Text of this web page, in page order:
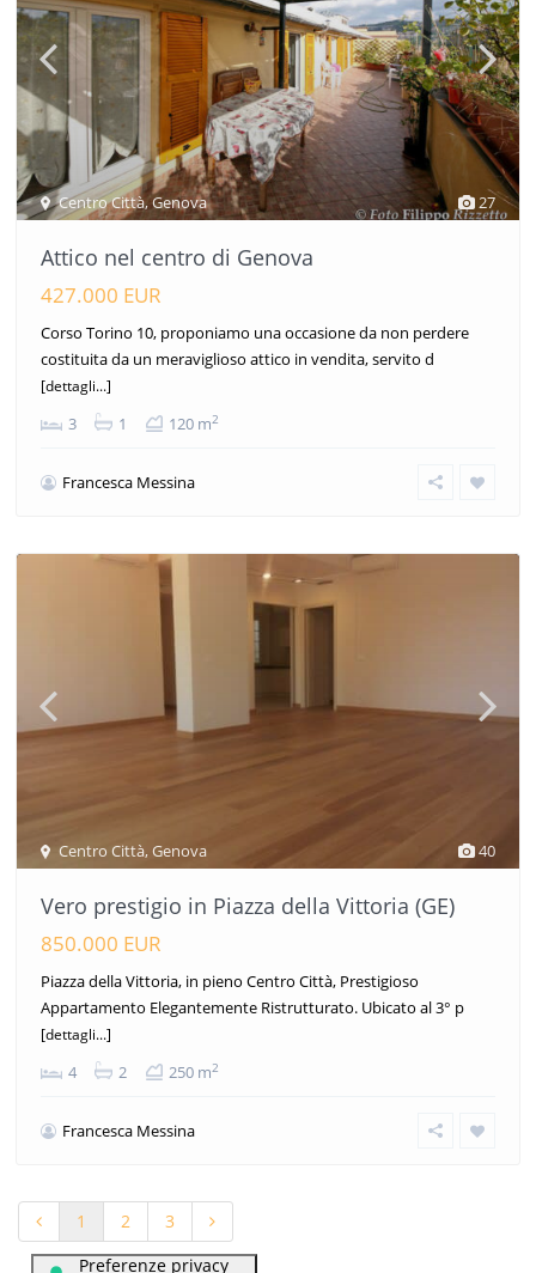
27
Centro Città,Genova
Attico nel centro di Genova
427.000 EUR
Corso Torino 10, proponiamo una occasione da non perdere
costituita da un meraviglioso attico in vendita, servito d
[dettagli...]
3 1 120 m2
Francesca Messina
40
Centro Città,Genova
Vero prestigio in Piazza della Vittoria (GE)
850.000 EUR
Piazza della Vittoria, in pieno Centro Città, Prestigioso
Appartamento Elegantemente Ristrutturato. Ubicato al 3° p
[dettagli...]
4 2 250 m2
Francesca Messina
1 2 3